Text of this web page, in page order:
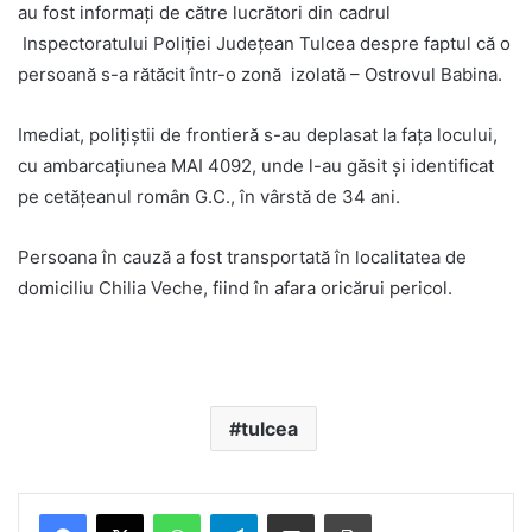
au fost informați de către lucrători din cadrul
Inspectoratului Poliției Județean Tulcea despre faptul că o
persoană s-a rătăcit într-o zonă izolată – Ostrovul Babina.
Imediat, polițiștii de frontieră s-au deplasat la fața locului,
cu ambarcațiunea MAI 4092, unde l-au găsit și identificat
pe cetățeanul român G.C., în vârstă de 34 ani.
Persoana în cauză a fost transportată în localitatea de
domiciliu Chilia Veche, fiind în afara oricărui pericol.
tulcea
Telegram